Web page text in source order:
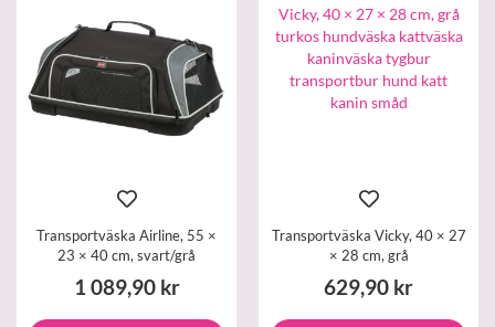
Transportväska Airline, 55 ×
23 × 40 cm, svart/grå
1 089,90 kr
Transportväska Vicky, 40 × 27
× 28 cm, grå
629,90 kr